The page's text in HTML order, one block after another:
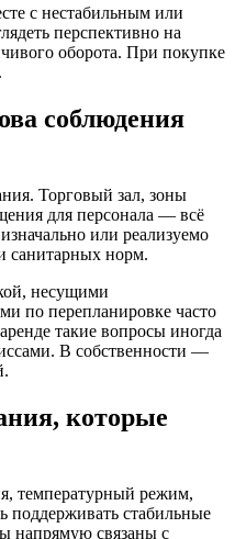
с нестабильным или
перспективно на
оборота. При покупке
соблюдения
Торговый зал, зоны
для персонала — всё
или реализуемо
санитарных норм.
несущими
по перепланировке часто
такие вопросы иногда
В собственности —
которые
температурный режим,
поддерживать стабильные
напрямую связаны с